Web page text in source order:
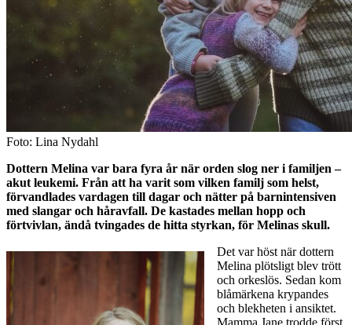
Foto: Lina Nydahl
Dottern Melina var bara fyra år när orden slog ner i familjen –
akut leukemi. Från att ha varit som vilken familj som helst,
förvandlades vardagen till dagar och nätter på barnintensiven
med slangar och håravfall. De kastades mellan hopp och
förtvivlan, ändå tvingades de hitta styrkan, för Melinas skull.
Det var höst när dottern
Melina plötsligt blev trött
och orkeslös. Sedan kom
blåmärkena krypandes
och blekheten i ansiktet.
Mamma Jane trodde först